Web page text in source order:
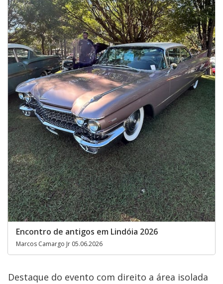
Encontro de antigos em Lindóia 2026
Marcos Camargo Jr 05.06.2026
Destaque do evento com direito a área isolada